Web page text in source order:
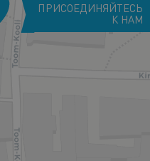
ПРИСОЕДИНЯЙТЕСЬ
К НАМ